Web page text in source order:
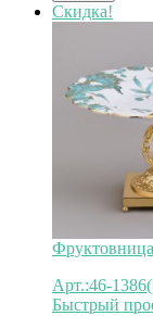
Скидка!
Арт.:46-
Быстрый